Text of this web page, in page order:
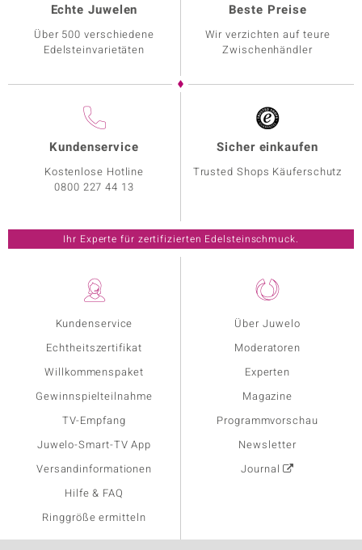
Kundenservice
Echtheitszertifikat
Willkommenspaket
Gewinnspielteilnahme
TV-Empfang
Juwelo-Smart-TV App
Versandinformationen
Hilfe & FAQ
Ringgröße ermitteln
Über Juwelo
Moderatoren
Experten
Magazine
Programmvorschau
Newsletter
Journal
Echte Juwelen
Über 500 verschiedene
Edelsteinvarietäten
Beste Preise
Wir verzichten auf teure
Zwischenhändler
Kundenservice
Kostenlose Hotline
0800 227 44 13
Sicher einkaufen
Trusted Shops Käuferschutz
Ihr Experte für zertifizierten Edelsteinschmuck.